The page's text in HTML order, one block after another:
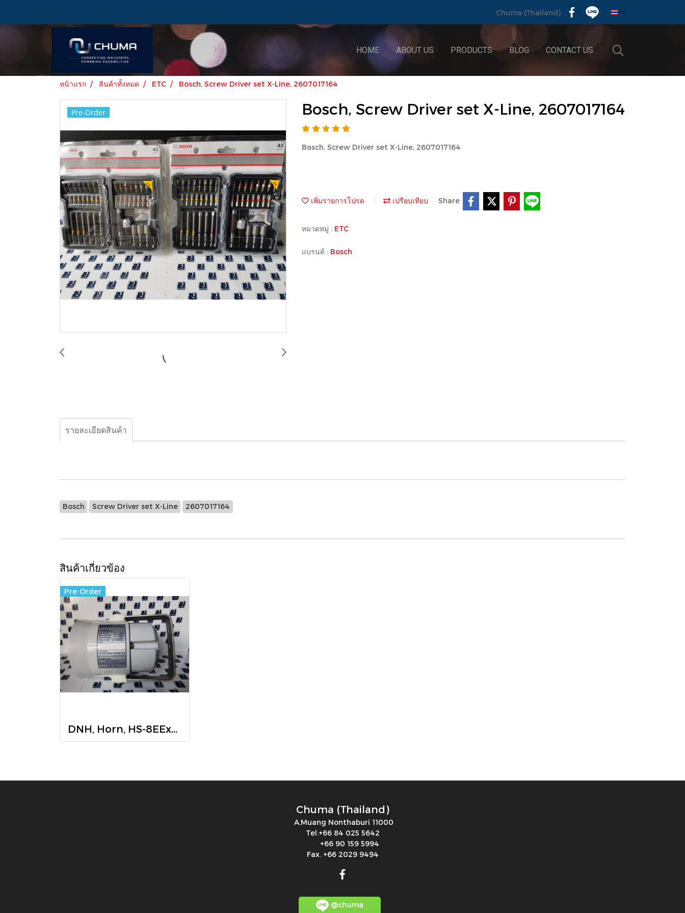
Chuma (Thailand) TH
HOME ABOUT US PRODUCTS BLOG CONTACT US
หน้าแรก สินค้าทั้งหมด ETC Bosch, Screw Driver set X-Line, 2607017164
Pre-Order Bosch, Screw Driver set X-Line, 2607017164
Bosch, Screw Driver set X-Line, 2607017164
เพิ่มรายการโปรด เปรียบเทียบ Share
หมวดหมู่ : ETC
แบรนด์ : Bosch
รายละเอียดสินค้า
Bosch Screw Driver set X-Line 2607017164
สินค้าเกี่ยวข้อง
Pre-Order
DNH, Horn, HS-8EExmNT,HS-8EExmN (T), 8w,0.8A, 100V, DNH N-3770 Norway
Chuma (Thailand)
A.Muang Nonthaburi 11000
Tel.+66 84 025 5642
+66 90 159 5994
Fax. +66 2029 9494
@chuma